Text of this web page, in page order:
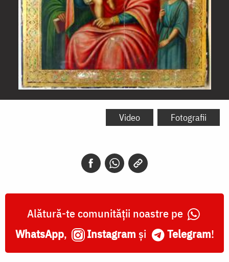
Icoana
Video Fotografii
Alătură-te comunității noastre pe
WhatsApp, Instagram și Telegram!